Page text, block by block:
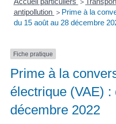
antipollution > Prime à la
du 15 août au 28 décembre
Fiche pratique
Prime à la
électrique (VAE)
décembre 2022